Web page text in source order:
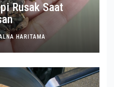
Rusak Saat
HARITAMA